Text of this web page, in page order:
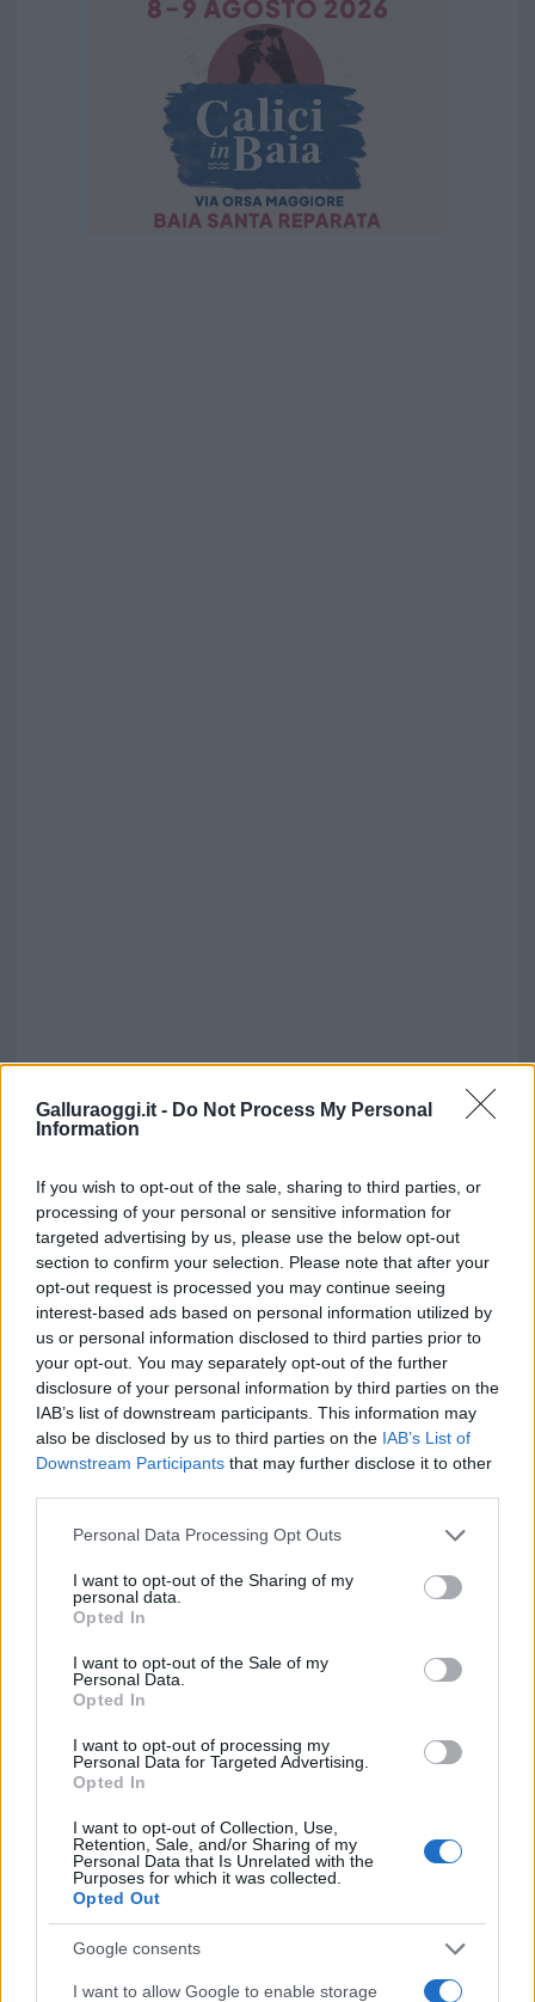
Galluraoggi.it - Do Not Process My Personal
Information
If you wish to opt-out of the sale, sharing to third parties, or
processing of your personal or sensitive information for
targeted advertising by us, please use the below opt-out
section to confirm your selection. Please note that after your
opt-out request is processed you may continue seeing
interest-based ads based on personal information utilized by
us or personal information disclosed to third parties prior to
your opt-out. You may separately opt-out of the further
disclosure of your personal information by third parties on the
IAB’s list of downstream participants. This information may
also be disclosed by us to third parties on the IAB’s List of
Downstream Participants that may further disclose it to other
Please note that this website/app uses one or more Google
not limited to your visit or usage behaviour. You may click to
grant or deny consent to Google and its third-party tags to
use your data for below specified purposes in below Google
consent section.
Personal Data Processing Opt Outs
I want to opt-out of the Sharing of my
personal data.
Opted In
I want to opt-out of the Sale of my
Personal Data.
Opted In
I want to opt-out of processing my
Personal Data for Targeted Advertising.
Opted In
I want to opt-out of Collection, Use,
Retention, Sale, and/or Sharing of my
Personal Data that Is Unrelated with the
Purposes for which it was collected.
Opted Out
Google consents
I want to allow Google to enable storage
Inviaci le tue segnalazioni,
Su WhatsApp al numero +39
345 356 7512
Notizie in tempo reale?
Entra nel canale telegram di
GalluraOggi.it
Ricevi le nostre ultime news
daGoogle News
Condividi l'articolo
F
a
ce
b
o
o
k
T
w
it
te
r
Pi
n
te
re
st
W
h
at
s
A
p
S
h
a
re
Articolo precedente
Prossimo articolo
NOTIZIE RECENTI